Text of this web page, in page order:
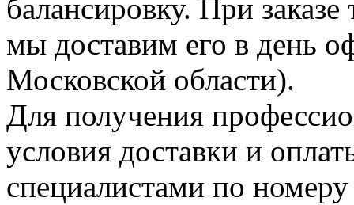
балансировку. При заказе
мы доставим его в день
Московской области).
Для получения
условия доставки и
специалистами по